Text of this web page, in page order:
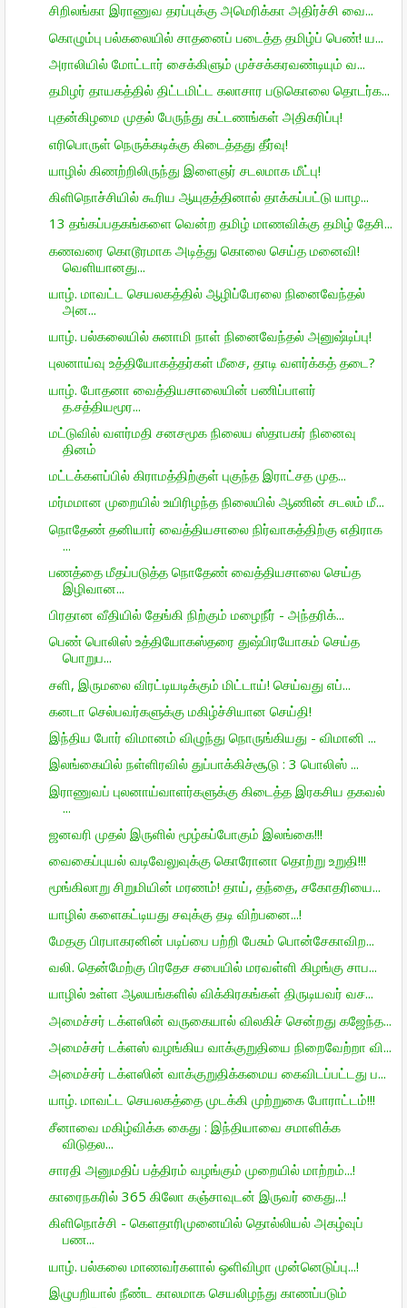
சிறிலங்கா இராணுவ தரப்புக்கு அமெரிக்கா அதிர்ச்சி வை...
கொழும்பு பல்கலையில் சாதனைப் படைத்த தமிழ்ப் பெண்! ய...
அராலியில் மோட்டார் சைக்கிளும் முச்சக்கரவண்டியும் வ...
தமிழர் தாயகத்தில் திட்டமிட்ட கலாசார படுகொலை தொடர்க...
புதன்கிழமை முதல் பேருந்து கட்டணங்கள் அதிகரிப்பு!
எரிபொருள் நெருக்கடிக்கு கிடைத்தது தீர்வு!
யாழில் கிணற்றிலிருந்து இளைஞர் சடலமாக மீட்பு!
கிளிநொச்சியில் கூரிய ஆயுதத்தினால் தாக்கப்பட்டு யாழ...
13 தங்கப்பதகங்களை வென்ற தமிழ் மாணவிக்கு தமிழ் தேசி...
கணவரை கொடூரமாக அடித்து கொலை செய்த மனைவி!
வெளியானது...
யாழ். மாவட்ட செயலகத்தில் ஆழிப்பேரலை நினைவேந்தல்
அன...
யாழ். பல்கலையில் சுனாமி நாள் நினைவேந்தல் அனுஷ்டிப்பு!
புலனாய்வு உத்தியோகத்தர்கள் மீசை, தாடி வளர்க்கத் தடை?
யாழ். போதனா வைத்தியசாலையின் பணிப்பாளர்
த.சத்தியமூர...
மட்டுவில் வளர்மதி சனசமூக நிலைய ஸ்தாபகர் நினைவு
தினம்
மட்டக்களப்பில் கிராமத்திற்குள் புகுந்த இராட்சத முத...
மர்மமான முறையில் உயிரிழந்த நிலையில் ஆணின் சடலம் மீ...
நொதேண் தனியார் வைத்தியசாலை நிர்வாகத்திற்கு எதிராக
...
பணத்தை மீதப்படுத்த நொதேண் வைத்தியசாலை செய்த
இழிவான...
பிரதான வீதியில் தேங்கி நிற்கும் மழைநீர் - அந்தரிக்...
பெண் பொலிஸ் உத்தியோகஸ்தரை துஷ்பிரயோகம் செய்த
பொறுப...
சளி, இருமலை விரட்டியடிக்கும் மிட்டாய்! செய்வது எப்...
கனடா செல்பவர்களுக்கு மகிழ்ச்சியான செய்தி!
இந்திய போர் விமானம் விழுந்து நொருங்கியது - விமானி ...
இலங்கையில் நள்ளிரவில் துப்பாக்கிச்சூடு : 3 பொலிஸ் ...
இராணுவப் புலனாய்வாளர்களுக்கு கிடைத்த இரகசிய தகவல்
...
ஜனவரி முதல் இருளில் மூழ்கப்போகும் இலங்கை!!!
வைகைப்புயல் வடிவேலுவுக்கு கொரோனா தொற்று உறுதி!!!
மூங்கிலாறு சிறுமியின் மரணம்! தாய், தந்தை, சகோதரியை...
யாழில் களைகட்டியது சவுக்கு தடி விற்பனை...!
மேதகு பிரபாகரனின் படிப்பை பற்றி பேசும் பொன்சேகாவிற...
வலி. தென்மேற்கு பிரதேச சபையில் மரவள்ளி கிழங்கு சாப...
யாழில் உள்ள ஆலயங்களில் விக்கிரகங்கள் திருடியவர் வச...
அமைச்சர் டக்ளஸின் வருகையால் விலகிச் சென்றது கஜேந்த...
அமைச்சர் டக்ளஸ் வழங்கிய வாக்குறுதியை நிறைவேற்றா வி...
அமைச்சர் டக்ளஸின் வாக்குறுதிக்கமைய கைவிடப்பட்டது ப...
யாழ். மாவட்ட செயலகத்தை முடக்கி முற்றுகை போராட்டம்!!!
சீனாவை மகிழ்விக்க கைது : இந்தியாவை சமாளிக்க
விடுதல...
சாரதி அனுமதிப் பத்திரம் வழங்கும் முறையில் மாற்றம்...!
காரைநகரில் 365 கிலோ கஞ்சாவுடன் இருவர் கைது...!
கிளிநொச்சி - கெளதாரிமுனையில் தொல்லியல் அகழ்வுப்
பண...
யாழ். பல்கலை மாணவர்களால் ஒளிவிழா முன்னெடுப்பு...!
இழுபறியால் நீண்ட காலமாக செயலிழந்து காணப்படும்